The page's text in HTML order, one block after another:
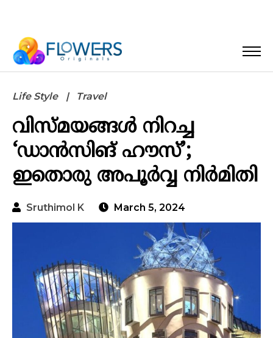
Life Style Travel
വിസ്മയങ്ങള്‍ നിറച്ച
‘ഡാന്‍സിങ് ഹൗസ്’;
ഇതൊരു അപൂര്‍വ്വ നിര്‍മിതി
Sruthimol K March 5, 2024